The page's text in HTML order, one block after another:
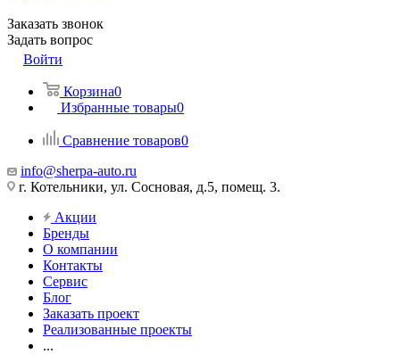
Заказать звонок
Задать вопрос
Войти
Корзина0
Избранные товары0
Сравнение товаров0
info@sherpa-auto.ru
г. Котельники, ул. Сосновая, д.5, помещ. 3.
Акции
Бренды
О компании
Контакты
Сервис
Блог
Заказать проект
Реализованные проекты
...